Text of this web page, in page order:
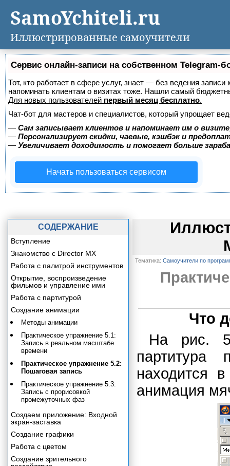
Сервис онлайн-записи на собственном Telegram-
Тот, кто работает в сфере услуг, знает — без ведения
напоминать клиентам о визитах тоже. Нашли самый
Для новых пользователей первый месяц бесплатно.
Чат-бот для мастеров и специалистов, который упрощает
— Сам записывает клиентов и напоминает им о
— Персонализирует скидки, чаевые, кэшбэк и
— Увеличивает доходимость и помогает больше
Начать пользоваться сервисом
Тематика: Самоучители по
Что
На рис.
партитура
находится
анимация
СОДЕРЖАНИЕ
Вступление
Знакомство с Director MX
Работа с палитрой инструментов
Открытие, воспроизведение
фильмов и управление ими
Работа с партитурой
Создание анимации
Методы анимации
Практическое упражнение 5.1:
Запись в реальном масштабе
времени
Практическое упражнение 5.2:
Пошаговая запись
Практическое упражнение 5.3:
Запись с прорисовкой
промежуточных фаз
Создаем приложение: Входной
экран-заставка
Создание графики
Работа с цветом
Создание зрительного
SamoYchiteli.ru
Иллюстрированные самоучители